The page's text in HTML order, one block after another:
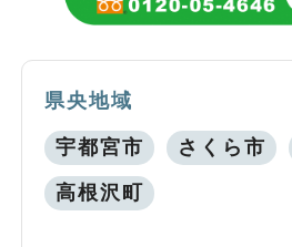
県央地域
宇都宮市 さくら市
高根沢町